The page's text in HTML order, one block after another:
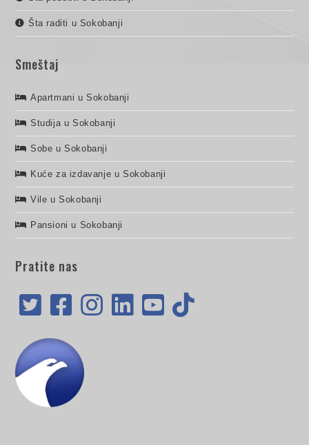
Šta raditi u Sokobanji
Smeštaj
Apartmani u Sokobanji
Studija u Sokobanji
Sobe u Sokobanji
Kuće za izdavanje u Sokobanji
Vile u Sokobanji
Pansioni u Sokobanji
Pratite nas